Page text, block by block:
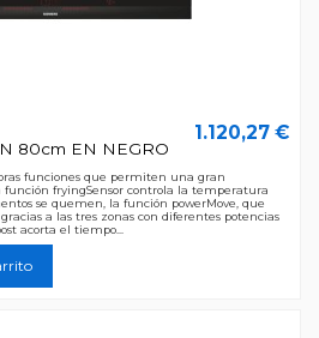
80cm EN NEGRO
1.120,27 €
funciones que permiten una gran
fryingSensor controla la temperatura
se quemen, la función powerMove, que
a las tres zonas con diferentes potencias
acorta el tiempo...